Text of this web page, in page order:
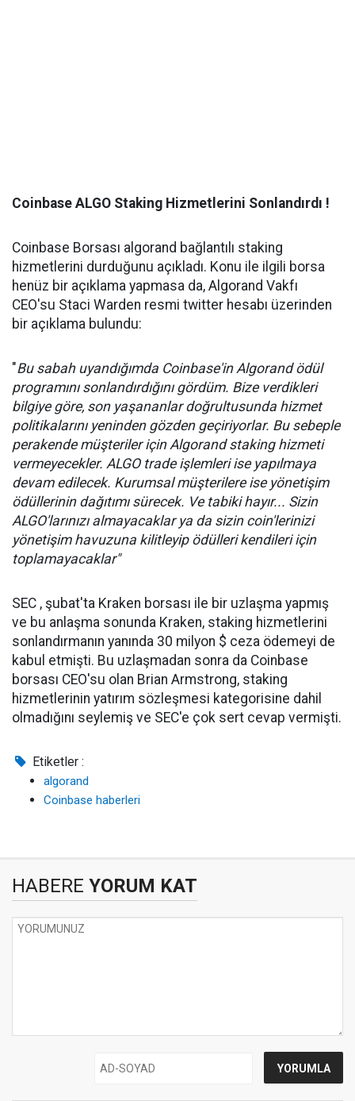
Coinbase ALGO Staking Hizmetlerini Sonlandırdı !
Coinbase Borsası algorand bağlantılı staking
hizmetlerini durduğunu açıkladı. Konu ile ilgili borsa
henüz bir açıklama yapmasa da, Algorand Vakfı
CEO'su Staci Warden resmi twitter hesabı üzerinden
bir açıklama bulundu:
"Bu sabah uyandığımda Coinbase'in Algorand ödül
programını sonlandırdığını gördüm. Bize verdikleri
bilgiye göre, son yaşananlar doğrultusunda hizmet
politikalarını yeninden gözden geçiriyorlar. Bu sebeple
perakende müşteriler için Algorand staking hizmeti
vermeyecekler. ALGO trade işlemleri ise yapılmaya
devam edilecek. Kurumsal müşterilere ise yönetişim
ödüllerinin dağıtımı sürecek. Ve tabiki hayır... Sizin
ALGO'larınızı almayacaklar ya da sizin coin'lerinizi
yönetişim havuzuna kilitleyip ödülleri kendileri için
toplamayacaklar"
SEC , şubat'ta Kraken borsası ile bir uzlaşma yapmış
ve bu anlaşma sonunda Kraken, staking hizmetlerini
sonlandırmanın yanında 30 milyon $ ceza ödemeyi de
kabul etmişti. Bu uzlaşmadan sonra da Coinbase
borsası CEO'su olan Brian Armstrong, staking
hizmetlerinin yatırım sözleşmesi kategorisine dahil
olmadığını seylemiş ve SEC'e çok sert cevap vermişti.
Etiketler :
algorand
Coinbase haberleri
HABERE YORUM KAT